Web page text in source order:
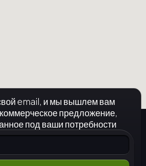
email, и мы вышлем вам
предложение,
под ваши потребности